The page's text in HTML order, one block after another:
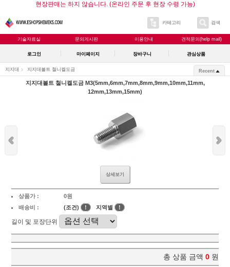
현장판매는 하지 않습니다. (온라인 주문 후 현장 수령 가능)
카테고리 검색
기술자료실 문의게시판 이용안내 견적문의(help mail)
로그인 마이페이지 장바구니 관심상품
지지대 지지대볼트 철니켈도금 Recent
지지대볼트 철니켈도금 M3(5mm,6mm,7mm,8mm,9mm,10mm,11mm,
12mm,13mm,15mm)
상세보기
상품가 :
0원
배송비 :
(조건) ! 지역별 !
길이 및 포장단위
총 상품 금액 0 원